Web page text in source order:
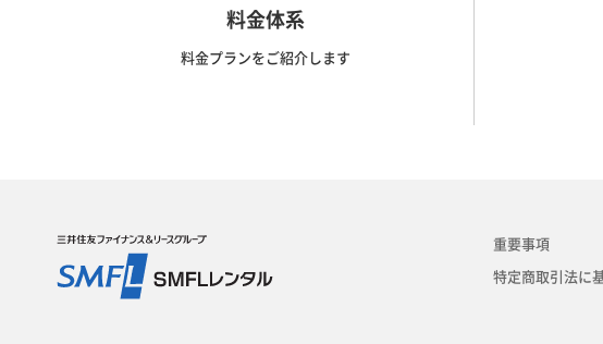
料金体系
料金プランをご紹介します
重要事項
特定商取引法に